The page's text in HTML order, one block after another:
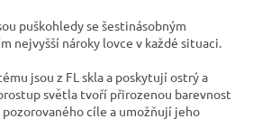
puškohledy se šestinásobným
nejvyšší nároky lovce v každé situaci.
jsou z FL skla a poskytují ostrý a
světla tvoří přirozenou barevnost
cíle a umožňují jeho